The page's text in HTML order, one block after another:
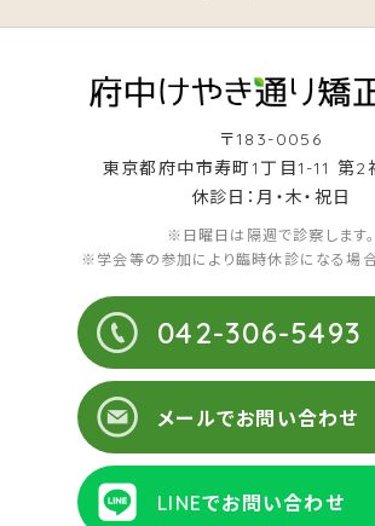
〒183-0056
東京都府中市寿町1丁目1-11 第2
休診日：月・木・祝日
※日曜日は隔週で診察します。
※学会等の参加により臨時休診になる場合
042-306-5493
メールでお問い合わせ
LINEでお問い合わせ